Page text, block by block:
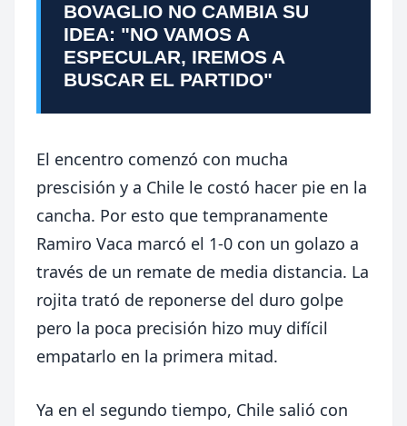
BOVAGLIO NO CAMBIA SU
IDEA: "NO VAMOS A
ESPECULAR, IREMOS A
BUSCAR EL PARTIDO"
El encentro comenzó con mucha
prescisión y a Chile le costó hacer pie en la
cancha. Por esto que tempranamente
Ramiro Vaca marcó el 1-0 con un golazo a
través de un remate de media distancia. La
rojita trató de reponerse del duro golpe
pero la poca precisión hizo muy difícil
empatarlo en la primera mitad.
Ya en el segundo tiempo, Chile salió con